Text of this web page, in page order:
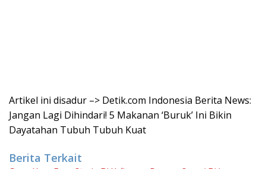
Artikel ini disadur –> Detik.com Indonesia Berita News:
Jangan Lagi Dihindari! 5 Makanan ‘Buruk’ Ini Bikin
Dayatahan Tubuh Tubuh Kuat
Berita Terkait